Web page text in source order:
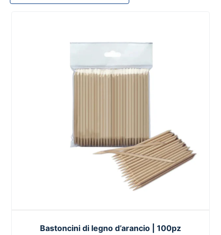
Bastoncini di legno d’arancio | 100pz